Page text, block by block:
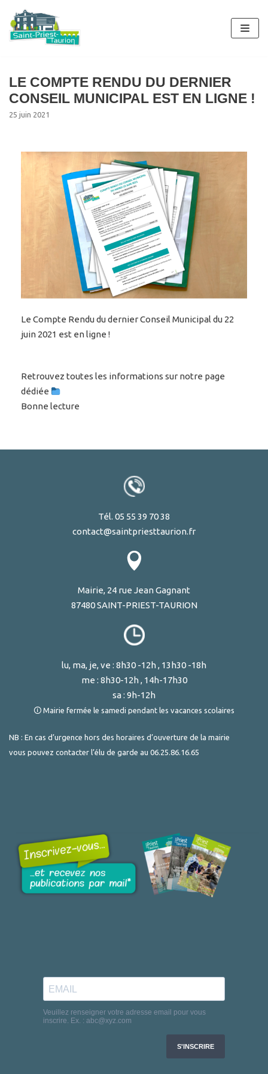
Aller
au
contenu
LE COMPTE RENDU DU DERNIER
CONSEIL MUNICIPAL EST EN LIGNE !
25 juin 2021
Le Compte Rendu du dernier Conseil Municipal du 22
juin 2021 est en ligne !
Retrouvez toutes les informations sur notre page
dédiée
Bonne lecture
Tél. 05 55 39 70 38
contact@saintpriesttaurion.fr
Mairie, 24 rue Jean Gagnant
87480 SAINT-PRIEST-TAURION
lu, ma, je, ve : 8h30 -12h , 13h30 -18h
me : 8h30-12h , 14h-17h30
sa : 9h-12h
🛈 Mairie fermée le samedi pendant les vacances scolaires
NB : En cas d’urgence hors des horaires d’ouverture de la mairie
vous pouvez contacter l’élu de garde au 06.25.86.16.65